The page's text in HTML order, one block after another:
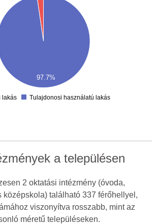
97.7%
lakás Tulajdonosi használatú lakás
a településen
2 oktatási intézmény (óvoda,
középskola) található 337 férőhellyel,
viszonyítva rosszabb, mint az
méretű településeken.